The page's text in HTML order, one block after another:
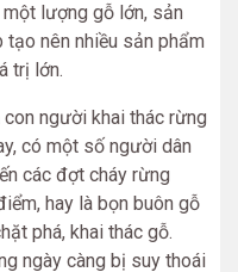
lượng gỗ lớn, sản
nên nhiều sản phẩm
trị lớn.
người khai thác rừng
có một số người dân
các đợt cháy rừng
hay là bọn buôn gỗ
phá, khai thác gỗ.
ngày càng bị suy thoái